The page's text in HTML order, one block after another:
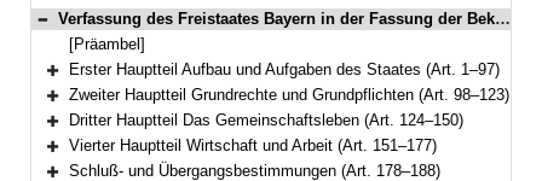
Bereich reduzieren
Verfassung des Freistaates Bayern in der Fassung der Bekanntmachung vom 15. Dezember 1998 (GVBl. S. 991, 992) BayRS 100-1-I (Art. 1–188)
[Präambel]
Bereich erweitern
Erster Hauptteil Aufbau und Aufgaben des Staates (Art. 1–97)
Bereich erweitern
Zweiter Hauptteil Grundrechte und Grundpflichten (Art. 98–123)
Bereich erweitern
Dritter Hauptteil Das Gemeinschaftsleben (Art. 124–150)
Bereich erweitern
Vierter Hauptteil Wirtschaft und Arbeit (Art. 151–177)
Schluß- und Übergangsbestimmungen (Art. 178–188)